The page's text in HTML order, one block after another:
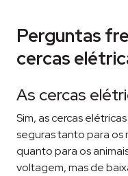
Perguntas
cercas
As cercas
Sim, as cercas
seguras tanto para
quanto para os
voltagem, mas de